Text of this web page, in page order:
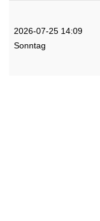
2026-07-25 14:09
Sonntag